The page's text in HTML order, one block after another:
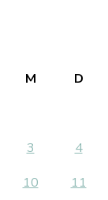
M
D
3
4
10
11